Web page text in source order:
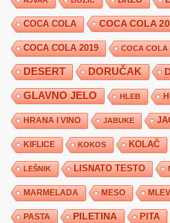
COCA COLA COCA COLA
COCA COLA 2019 COCA COLA
DESERT DORUČAK
GLAVNO JELO HLEB
HRANA I VINO JABUKE
KIFLICE KOKOS KOLAČ
LEŠNIK LISNATO TESTO
MARMELADA MESO
PASTA PILETINA PITA